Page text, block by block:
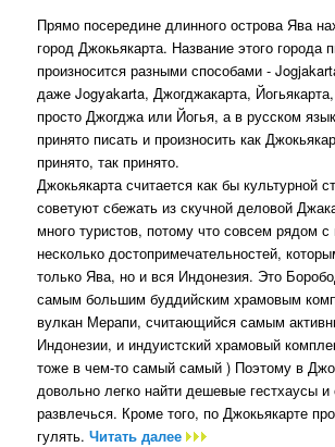
Прямо посередине длинного острова Ява
город Джокьякарта. Название этого города
произносится разными способами -
даже Jogyakarta, Джогджакарта,
просто Джогджа или Йогья, а в русском
принято писать и произносить как
принято, так принято.
Джокьякарта считается как бы культурной
советуют сбежать из скучной деловой
много туристов, потому что совсем рядом с
несколько достопримечательностей,
только Ява, но и вся Индонезия. Это
самым большим буддийским храмовым
вулкан Мерапи, считающийся самым
Индонезии, и индуистский храмовый
тоже в чем-то самый самый ) Поэтому в
довольно легко найти дешевые гестхаусы
развлечься. Кроме того, по Джокьякарте
гулять.Читать далее